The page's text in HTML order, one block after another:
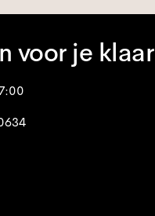
voor je klaar